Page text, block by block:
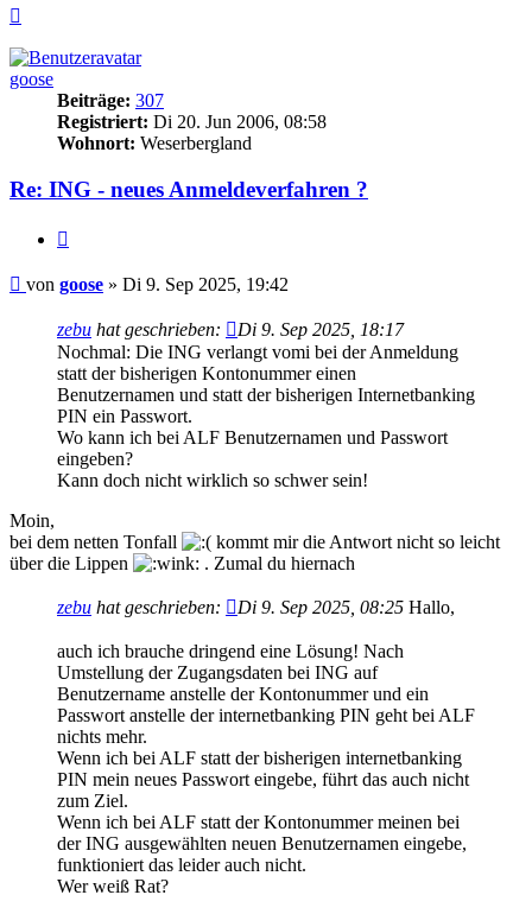
goose
Beiträge: 307
Registriert: Di 20. Jun 2006, 08:58
Wohnort: Weserbergland
Re: ING - neues Anmeldeverfahren ?
Beitrag
von goose » Di 9. Sep 2025, 19:42
zebu hat geschrieben:
Di 9. Sep 2025, 18:17
Nochmal: Die ING verlangt vomi bei der Anmeldung
statt der bisherigen Kontonummer einen
Benutzernamen und statt der bisherigen Internetbanking
PIN ein Passwort.
Wo kann ich bei ALF Benutzernamen und Passwort
eingeben?
Kann doch nicht wirklich so schwer sein!
Moin,
bei dem netten Tonfall
kommt mir die Antwort nicht so leicht
über die Lippen
. Zumal du hiernach
zebu hat geschrieben: Di 9. Sep 2025, 08:25 Hallo,
auch ich brauche dringend eine Lösung! Nach
Umstellung der Zugangsdaten bei ING auf
Benutzername anstelle der Kontonummer und ein
Passwort anstelle der internetbanking PIN geht bei ALF
nichts mehr.
Wenn ich bei ALF statt der bisherigen internetbanking
PIN mein neues Passwort eingebe, führt das auch nicht
zum Ziel.
Wenn ich bei ALF statt der Kontonummer meinen bei
der ING ausgewählten neuen Benutzernamen eingebe,
funktioniert das leider auch nicht.
Wer weiß Rat?